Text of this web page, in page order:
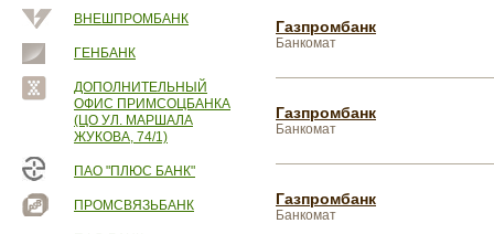
ВНЕШПРОМБАНК
ГЕНБАНК
ДОПОЛНИТЕЛЬНЫЙ
ОФИС ПРИМСОЦБАНКА
(ЦО УЛ. МАРШАЛА
ЖУКОВА, 74/1)
ПАО "ПЛЮС БАНК"
ПРОМСВЯЗЬБАНК
Газпромбанк
Банкомат
Газпромбанк
Банкомат
Газпромбанк
Банкомат